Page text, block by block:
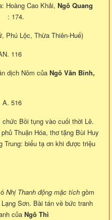
Hoàng Cao Khải, Ngô Quang
174.
Lộc, Thừa Thiên-Huế)
116
dịch Nôm của Ngô Văn Bỉnh,
A. 516
chức Bồi tụng vào cuối thời Lê.
Thuận Hóa, thơ tặng Bùi Huy
Trung: biểu tạ ơn khi được triệu
Nhị Thanh động mặc tích gồm
Sơn. Bài tán về bức tranh
của Ngô Thì